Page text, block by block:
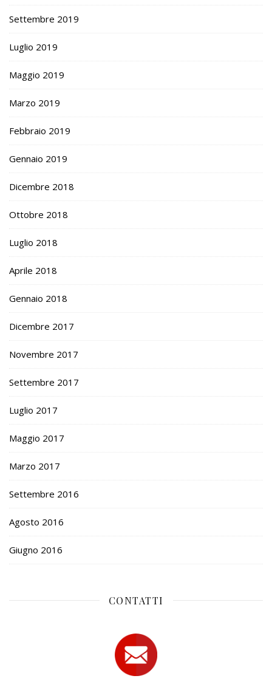
Settembre 2019
Luglio 2019
Maggio 2019
Marzo 2019
Febbraio 2019
Gennaio 2019
Dicembre 2018
Ottobre 2018
Luglio 2018
Aprile 2018
Gennaio 2018
Dicembre 2017
Novembre 2017
Settembre 2017
Luglio 2017
Maggio 2017
Marzo 2017
Settembre 2016
Agosto 2016
Giugno 2016
CONTATTI